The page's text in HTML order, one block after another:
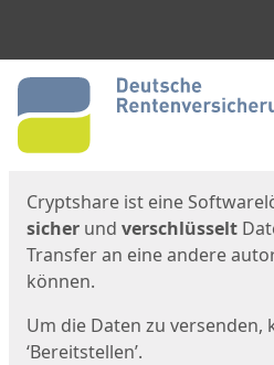
Start
Cryptshare ist eine
sicher und verschlüsselt
Transfer an eine andere
können.
Um die Daten zu versenden,
‘Bereitstellen’.